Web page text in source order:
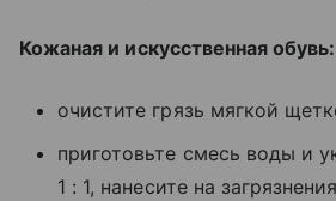
Кожаная и искусственная обувь:
очистите грязь мягкой
приготовьте смесь воды и
1 : 1, нанесите на